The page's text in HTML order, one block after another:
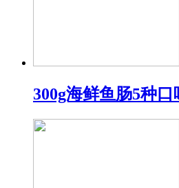
300g海鲜鱼肠5种口